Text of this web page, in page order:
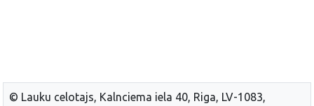
© Lauku celotajs, Kalnciema iela 40, Riga, LV-1083,